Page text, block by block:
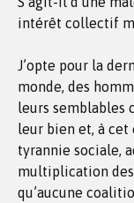
intérêt collectif
J’opte pour la
monde, des
leurs semblables
leur bien et, à
tyrannie sociale,
multiplication
qu’aucune